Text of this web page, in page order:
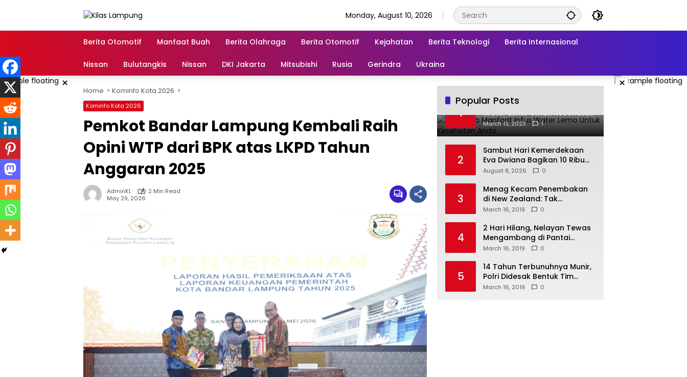
Monday, August 10, 2026
Berita Otomotif Manfaat Buah Berita Olahraga Berita Otomotif Kejahatan Berita Teknologi Berita Internasional
Nissan Bulutangkis Nissan DKI Jakarta Mitsubishi Rusia Gerindra Ukraina
× ×
Home Kominfo Kota 2026
Kominfo Kota 2026
Pemkot Bandar Lampung Kembali Raih
Opini WTP dari BPK atas LKPD Tahun
Anggaran 2025
AdminKL
2 Min Read
May 29, 2026
Popular Posts
1
Beberapa Manfaat Infus
Water Lemo Untuk Kesehatan
Anda
March 13, 2023 1
2
Sambut Hari Kemerdekaan
Eva Dwiana Bagikan 10 Ribu
Bendera Merah Putih ke
August 8, 2026 0
3
Menag Kecam Penembakan
di New Zealand: Tak
Berperikemanusiaan!
March 16, 2019 0
4
2 Hari Hilang, Nelayan Tewas
Mengambang di Pantai
Cipalawah Garut
March 16, 2019 0
5
14 Tahun Terbunuhnya Munir,
Polri Didesak Bentuk Tim
Khusus
March 16, 2019 0